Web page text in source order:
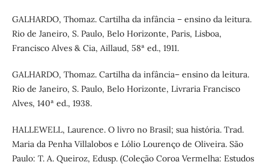
GALHARDO, Thomaz. Cartilha da infância – ensino da leitura.
Rio de Janeiro, S. Paulo, Belo Horizonte, Paris, Lisboa,
Francisco Alves & Cia, Aillaud, 58ª ed., 1911.
GALHARDO, Thomaz. Cartilha da infância– ensino da leitura.
Rio de Janeiro, S. Paulo, Belo Horizonte, Livraria Francisco
Alves, 140ª ed., 1938.
HALLEWELL, Laurence. O livro no Brasil; sua história. Trad.
Maria da Penha Villalobos e Lólio Lourenço de Oliveira. São
Paulo: T. A. Queiroz, Edusp. (Coleção Coroa Vermelha: Estudos